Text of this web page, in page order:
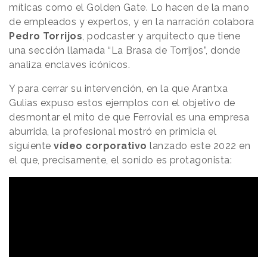
míticas como el Golden Gate. Lo hacen de la mano
de empleados y expertos, y en la narración colabora
Pedro Torrijos, podcaster y arquitecto que tiene
una sección llamada “La Brasa de Torrijos”, donde
analiza enclaves icónicos.
Y para cerrar su intervención, en la que Arantxa
Gulias expuso estos ejemplos con el objetivo de
desmontar el mito de que Ferrovial es una empresa
aburrida, la profesional mostró en primicia el
siguiente vídeo corporativo lanzado este 2022 en
el que, precisamente, el sonido es protagonista: